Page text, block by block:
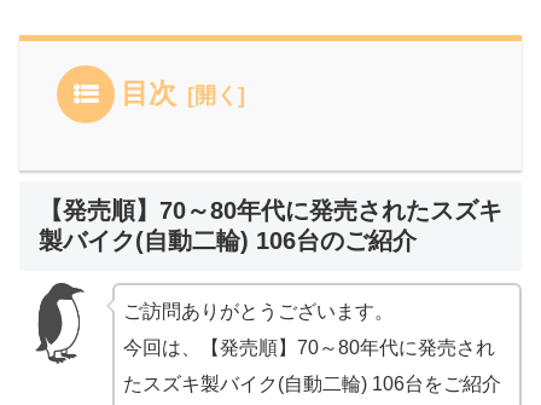
目次
【発売順】70～80年代に発売されたスズキ
製バイク(自動二輪) 106台のご紹介
ご訪問ありがとうございます。
今回は、【発売順】70～80年代に発売され
たスズキ製バイク(自動二輪) 106台をご紹介